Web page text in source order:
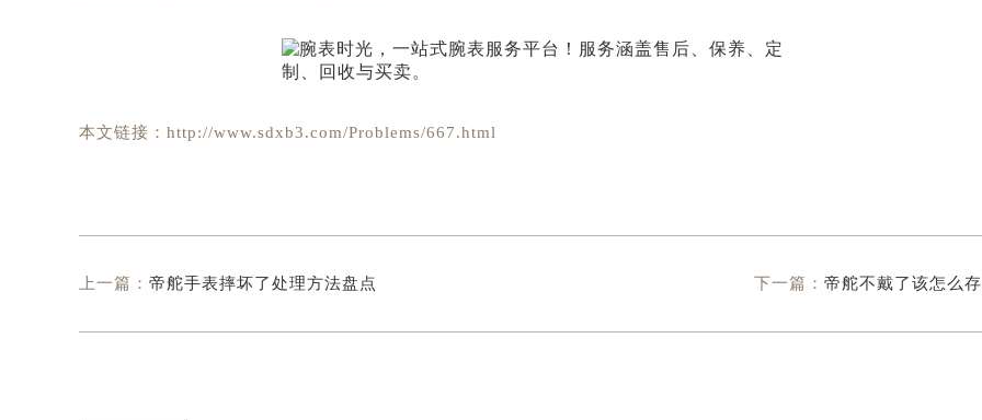
本文链接：http://www.sdxb3.com/Problems/667.html
上一篇： 帝舵手表摔坏了处理方法盘点 下一篇： 帝舵不戴了该怎么